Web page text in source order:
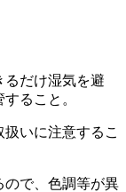
だけ湿気を避
ること。
いに注意するこ
で、色調等が異